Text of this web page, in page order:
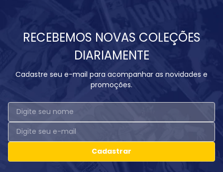
RECEBEMOS NOVAS COLEÇÕES
DIARIAMENTE
Cadastre seu e-mail para acompanhar as novidades e
promoções.
Cadastrar